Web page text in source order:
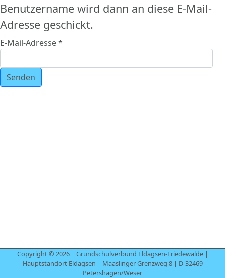
Benutzername wird dann an diese E-Mail-
Adresse geschickt.
E-Mail-Adresse*
Senden
Copyright © 2026 | Grundschulverbund Eldagsen-Friedewalde |
Hauptstandort Eldagsen | Maaslinger Grenzweg 8 | D-32469
Petershagen/Weser